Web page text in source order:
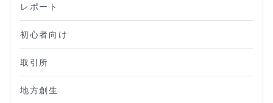
レポート
初心者向け
取引所
地方創生